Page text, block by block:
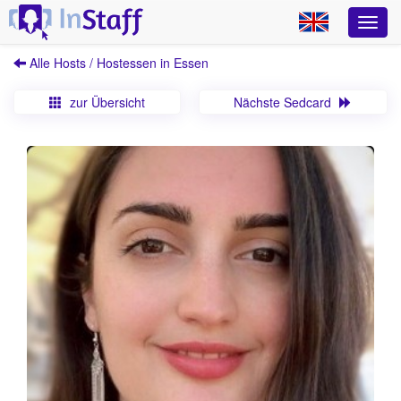
Alle Hosts / Hostessen in Essen
zur Übersicht Nächste Sedcard